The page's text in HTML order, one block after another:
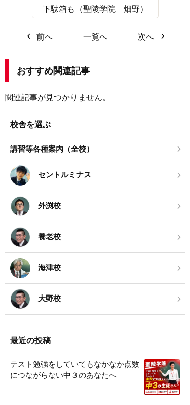
下駄箱も（聖陵学院 畑野）
前へ 一覧へ 次へ
おすすめ関連記事
関連記事が見つかりません。
校舎を選ぶ
講習等各種案内（全校）
セントルミナス
外渕校
養老校
海津校
大野校
最近の投稿
テスト勉強をしていてもなかなか点数
につながらない中３のあなたへ